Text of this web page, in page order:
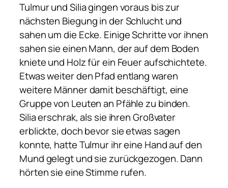
Tulmur und Silia gingen voraus bis zur
nächsten Biegung in der Schlucht und
sahen um die Ecke. Einige Schritte vor ihnen
sahen sie einen Mann, der auf dem Boden
kniete und Holz für ein Feuer aufschichtete.
Etwas weiter den Pfad entlang waren
weitere Männer damit beschäftigt, eine
Gruppe von Leuten an Pfähle zu binden.
Silia erschrak, als sie ihren Großvater
erblickte, doch bevor sie etwas sagen
konnte, hatte Tulmur ihr eine Hand auf den
Mund gelegt und sie zurückgezogen. Dann
hörten sie eine Stimme rufen.